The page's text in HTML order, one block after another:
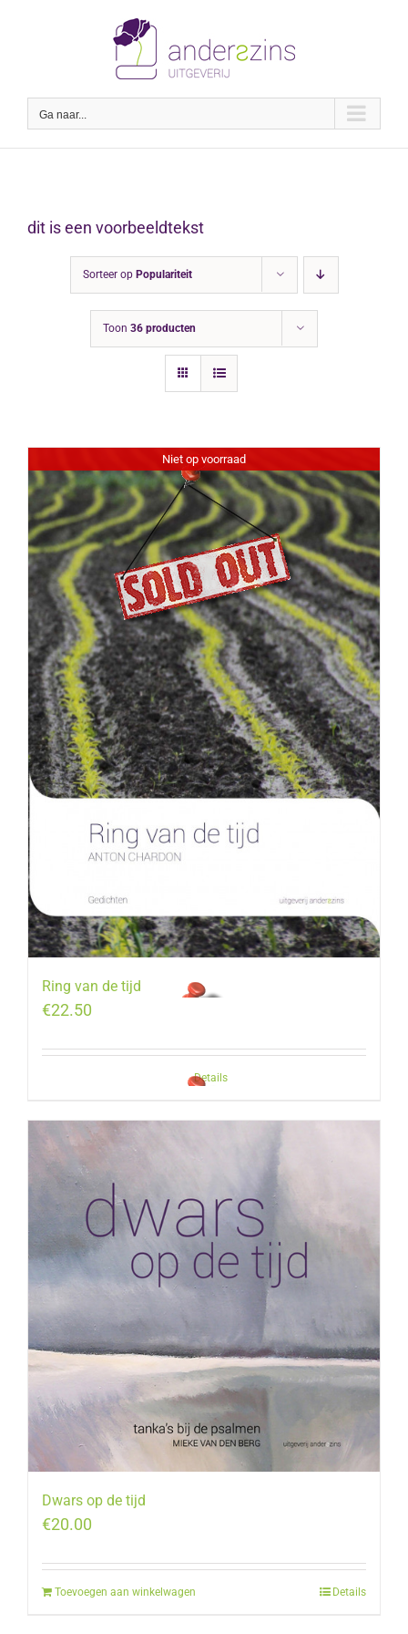
Ga naar...
dit is een voorbeeldtekst
Sorteer op Populariteit
Toon 36 producten
Niet op voorraad
Ring van de tijd
€22.50
Details
Dwars op de tijd
€20.00
Toevoegen aan winkelwagen Details